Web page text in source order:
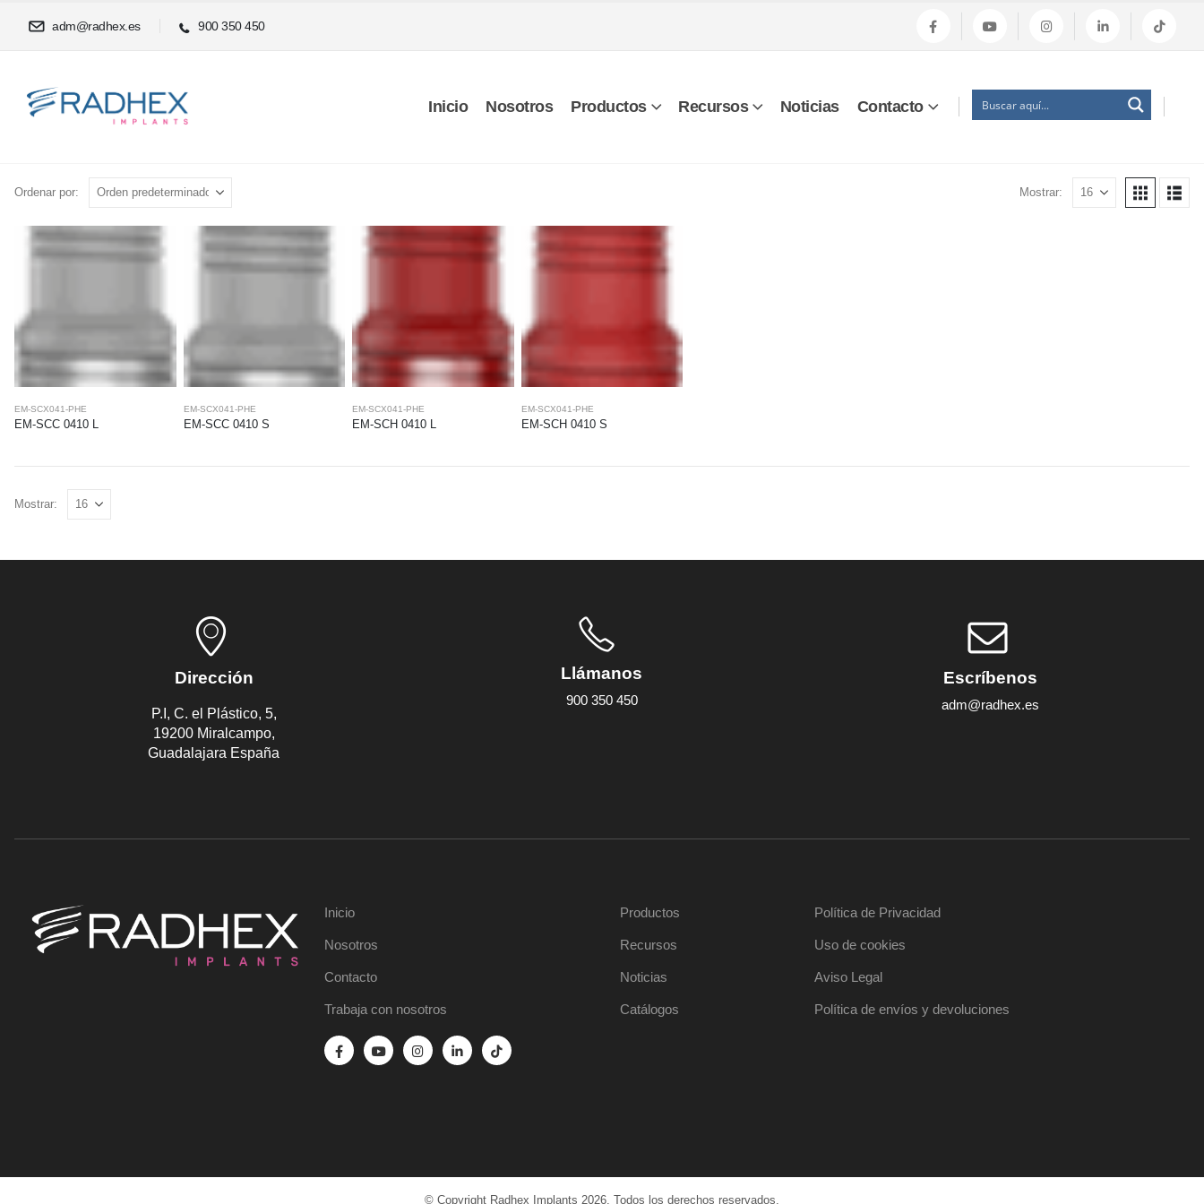
adm@radhex.es 900 350 450
Inicio Nosotros Productos Recursos Noticias Contacto
Ordenar por: Mostrar:
EM-SCX041-PHE
EM-SCC 0410 L
EM-SCX041-PHE
EM-SCC 0410 S
EM-SCX041-PHE
EM-SCH 0410 L
EM-SCX041-PHE
EM-SCH 0410 S
Mostrar:
Dirección
P.I, C. el Plástico, 5,
19200 Miralcampo,
Guadalajara España
Llámanos
900 350 450
Escríbenos
adm@radhex.es
Inicio
Nosotros
Contacto
Trabaja con nosotros
Productos
Recursos
Noticias
Catálogos
Política de Privacidad
Uso de cookies
Aviso Legal
Política de envíos y devoluciones
© Copyright Radhex Implants 2026. Todos los derechos reservados.